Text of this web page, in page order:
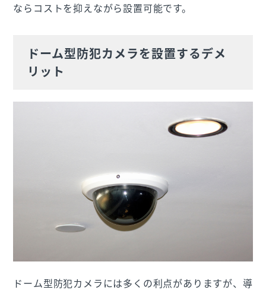
ならコストを抑えながら設置可能です。
ドーム型防犯カメラを設置するデメ
リット
ドーム型防犯カメラには多くの利点がありますが、導